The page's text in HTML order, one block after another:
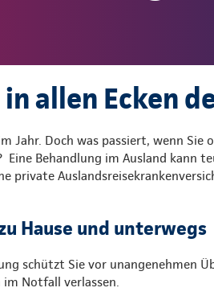
allen Ecken
Jahr. Doch was passiert, wenn Sie
Eine Behandlung im Ausland kann
private
Hause und unterwegs
schützt Sie vor unangenehmen
Notfall verlassen.